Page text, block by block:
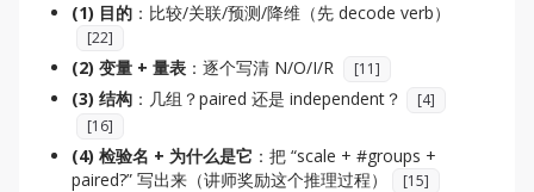
(1) 目的 ：比较/关联/预测/降维（先 decode verb）
[22]
(2) 变量 + 量表 ：逐个写清 N/O/I/R [11]
(3) 结构 ：几组？paired 还是 independent？ [4]
[16]
(4) 检验名 + 为什么是它 ：把 “scale + #groups +
paired?” 写出来（讲师奖励这个推理过程）
[15]